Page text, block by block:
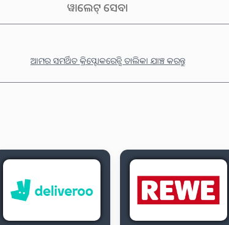
ୱାଲେଟ୍ ସେବା
ଆମର ସମର୍ଥିତ କ୍ରିପ୍ଟୋକରେନ୍ସି ତାଲିକା ଯାଞ୍ଚ କରନ୍ତୁ